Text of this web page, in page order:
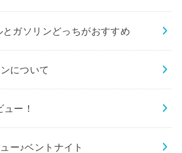
ガソリンどっちがおすすめ
について
ー！
ー♪ベントナイト